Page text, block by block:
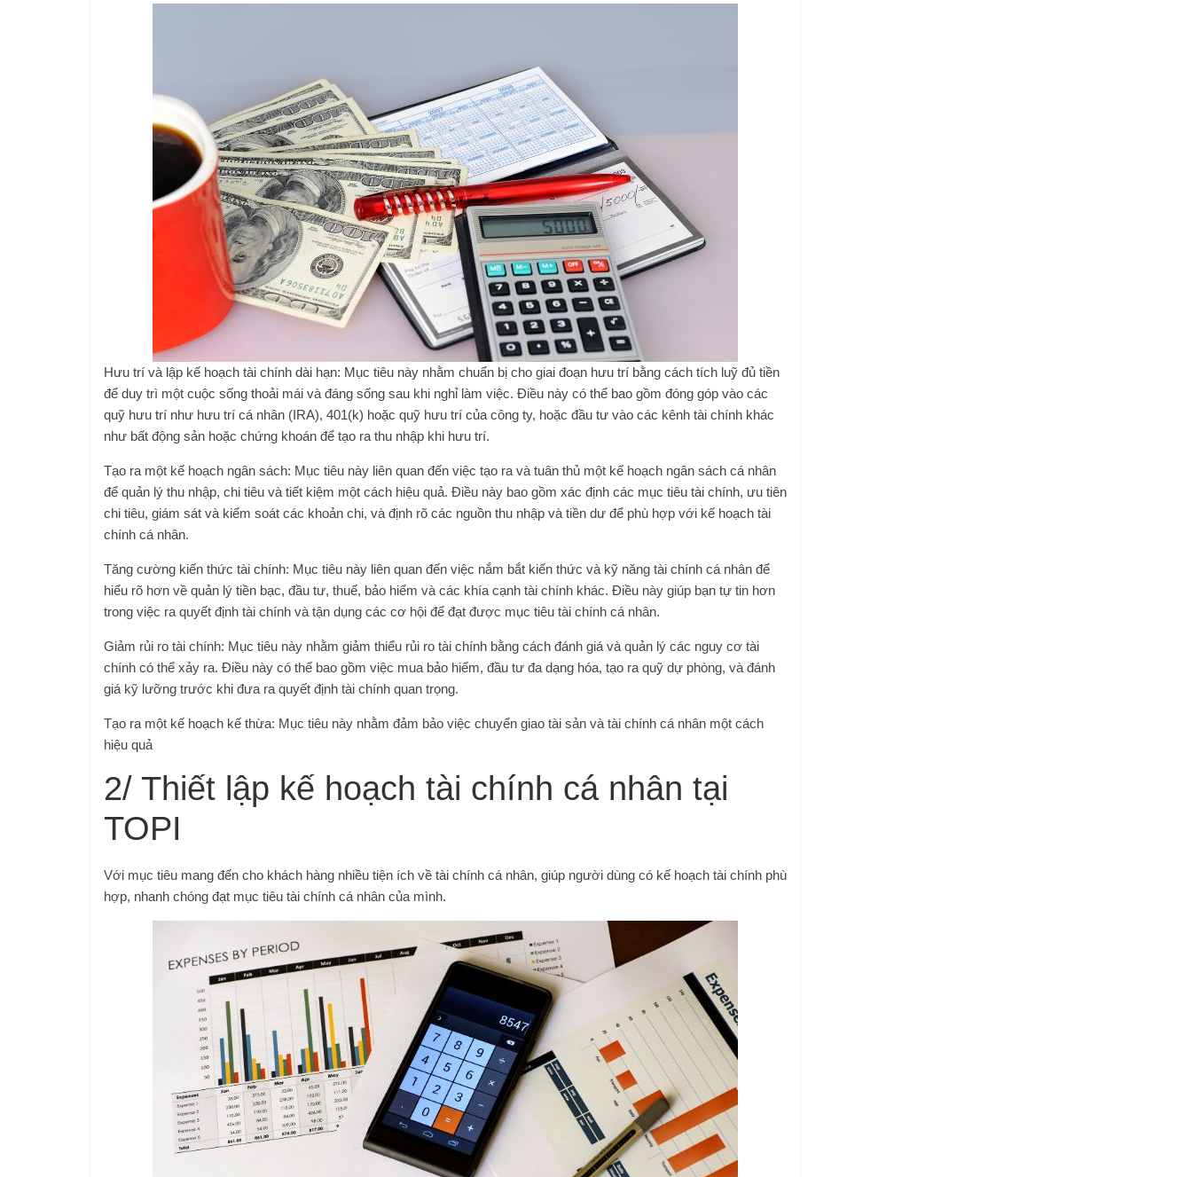
Hưu trí và lập kế hoạch tài chính dài hạn: Mục tiêu này nhằm chuẩn bị cho giai đoạn hưu trí bằng cách tích luỹ đủ tiền
để duy trì một cuộc sống thoải mái và đáng sống sau khi nghỉ làm việc. Điều này có thể bao gồm đóng góp vào các
quỹ hưu trí như hưu trí cá nhân (IRA), 401(k) hoặc quỹ hưu trí của công ty, hoặc đầu tư vào các kênh tài chính khác
như bất động sản hoặc chứng khoán để tạo ra thu nhập khi hưu trí.
Tạo ra một kế hoạch ngân sách: Mục tiêu này liên quan đến việc tạo ra và tuân thủ một kế hoạch ngân sách cá nhân
để quản lý thu nhập, chi tiêu và tiết kiệm một cách hiệu quả. Điều này bao gồm xác định các mục tiêu tài chính, ưu tiên
chi tiêu, giám sát và kiểm soát các khoản chi, và định rõ các nguồn thu nhập và tiền dư để phù hợp với kế hoạch tài
chính cá nhân.
Tăng cường kiến thức tài chính: Mục tiêu này liên quan đến việc nắm bắt kiến thức và kỹ năng tài chính cá nhân để
hiểu rõ hơn về quản lý tiền bạc, đầu tư, thuế, bảo hiểm và các khía cạnh tài chính khác. Điều này giúp bạn tự tin hơn
trong việc ra quyết định tài chính và tận dụng các cơ hội để đạt được mục tiêu tài chính cá nhân.
Giảm rủi ro tài chính: Mục tiêu này nhằm giảm thiểu rủi ro tài chính bằng cách đánh giá và quản lý các nguy cơ tài
chính có thể xảy ra. Điều này có thể bao gồm việc mua bảo hiểm, đầu tư đa dạng hóa, tạo ra quỹ dự phòng, và đánh
giá kỹ lưỡng trước khi đưa ra quyết định tài chính quan trọng.
Tạo ra một kế hoạch kế thừa: Mục tiêu này nhằm đảm bảo việc chuyển giao tài sản và tài chính cá nhân một cách
hiệu quả
2/ Thiết lập kế hoạch tài chính cá nhân tại
TOPI
Với mục tiêu mang đến cho khách hàng nhiều tiện ích về tài chính cá nhân, giúp người dùng có kế hoạch tài chính phù
hợp, nhanh chóng đạt mục tiêu tài chính cá nhân của mình.